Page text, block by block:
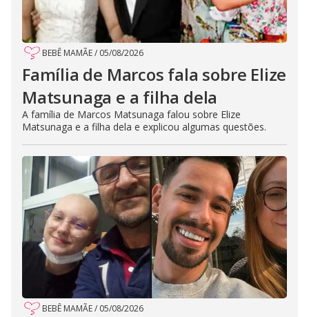
BEBÊ MAMÃE/ 05/08/2026
Família de Marcos fala sobre Elize
Matsunaga e a filha dela
A família de Marcos Matsunaga falou sobre Elize
Matsunaga e a filha dela e explicou algumas questões.
BEBÊ MAMÃE/ 05/08/2026